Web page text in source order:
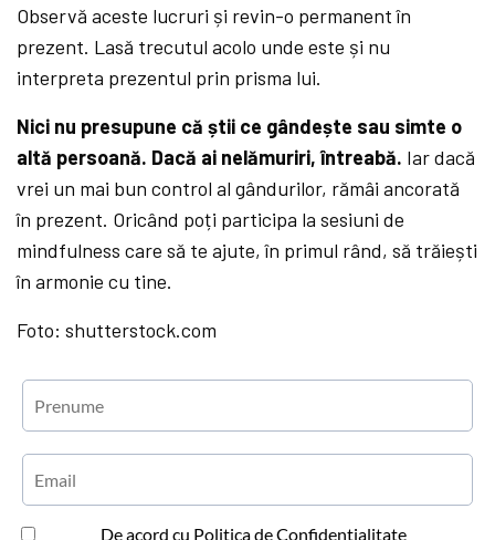
Observă aceste lucruri și revin-o permanent în
prezent. Lasă trecutul acolo unde este și nu
interpreta prezentul prin prisma lui.
Nici nu presupune că știi ce gândește sau simte o
altă persoană. Dacă ai nelămuriri, întreabă. Iar dacă
vrei un mai bun control al gândurilor, rămâi ancorată
în prezent. Oricând poți participa la sesiuni de
mindfulness care să te ajute, în primul rând, să trăiești
în armonie cu tine.
Foto: shutterstock.com